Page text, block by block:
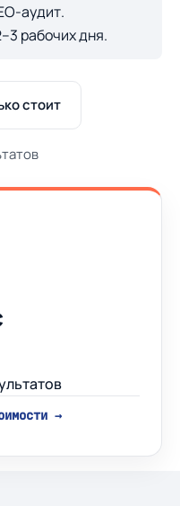
аудит.
рабочих дня.
стоит
→